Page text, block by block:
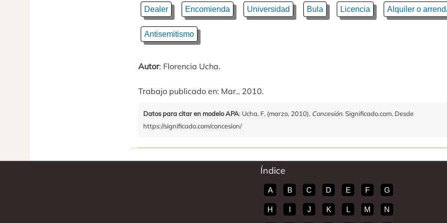
Dealer Encomienda Universidad Bula Licencia Alquiler o
Antisemitismo
Autor: Florencia Ucha.
Trabajo publicado en: Mar., 2010.
Datos para citar en modelo APA: Ucha, F. (marzo, 2010). Concesión. Significado.com. Desde
https://significado.com/concesion/
Índice
A B C D E F G
H J K L M N